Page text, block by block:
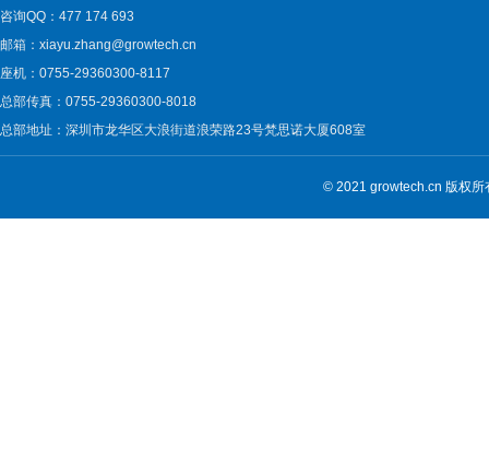
咨询QQ：477 174 693
邮箱：xiayu.zhang@growtech.cn
座机：0755-29360300-8117
总部传真：0755-29360300-8018
总部地址：深圳市龙华区大浪街道浪荣路23号梵思诺大厦608室
© 2021 growtech.cn 版权